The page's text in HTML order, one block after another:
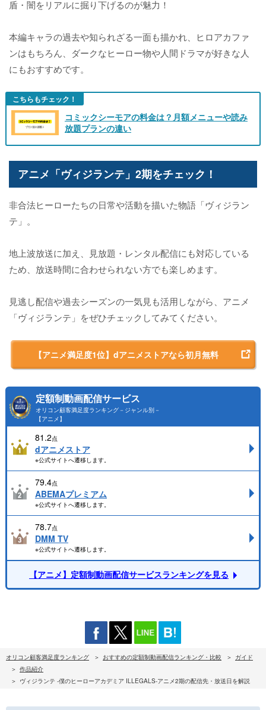
盾・闇をリアルに掘り下げるのが魅力！
本編キャラの過去や知られざる一面も描かれ、ヒロアカファ
ンはもちろん、ダークなヒーロー物や人間ドラマが好きな人
にもおすすめです。
こちらもチェック！
コミックシーモアの料金は？月額メニューや読み
放題プランの違い
アニメ「ヴィジランテ」2期をチェック！
非合法ヒーローたちの日常や活動を描いた物語「ヴィジラン
テ」。
地上波放送に加え、見放題・レンタル配信にも対応している
ため、放送時間に合わせられない方でも楽しめます。
見逃し配信や過去シーズンの一気見も活用しながら、アニメ
「ヴィジランテ」をぜひチェックしてみてください。
【アニメ満足度1位】dアニメストアなら初月無料
定額制動画配信サービス
オリコン顧客満足度ランキング－ジャンル別－
【アニメ】
81.2点
dアニメストア
※公式サイトへ遷移します。
79.4点
ABEMAプレミアム
※公式サイトへ遷移します。
78.7点
DMM TV
※公式サイトへ遷移します。
【アニメ】定額制動画配信サービスランキングを見る
オリコン顧客満足度ランキング おすすめの定額制動画配信ランキング・比較
ガイド
作品紹介
ヴィジランテ -僕のヒーローアカデミア ILLEGALS-アニメ2期の配信先・放送日を解説